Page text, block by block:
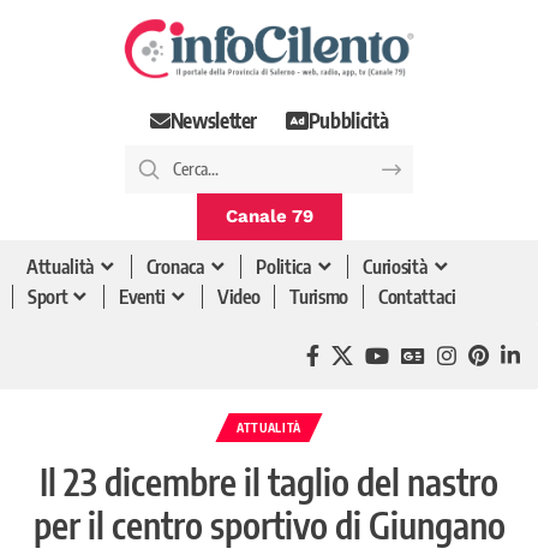
Newsletter Pubblicità
Canale 79
Attualità Cronaca Politica
Curiosità
Sport
Eventi Video Turismo Contattaci
ATTUALITÀ
Il 23 dicembre il taglio del nastro
per il centro sportivo di Giungano